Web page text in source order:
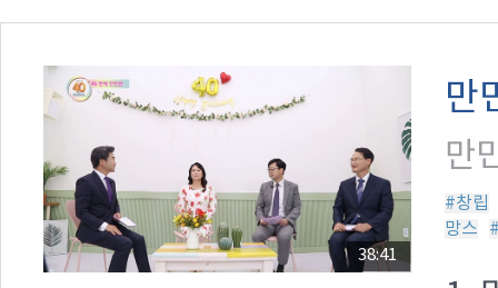
38:41
만
만
#창립
망스